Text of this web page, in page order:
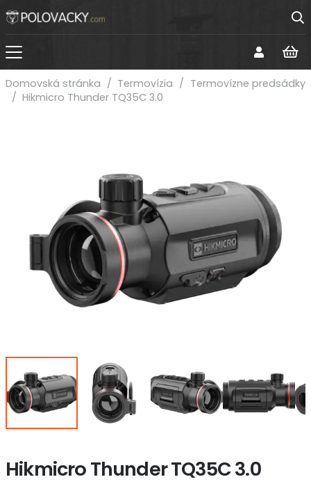
Domovská stránka / Termovízia / Termovízne predsádky
/ Hikmicro Thunder TQ35C 3.0
Hikmicro Thunder TQ35C 3.0